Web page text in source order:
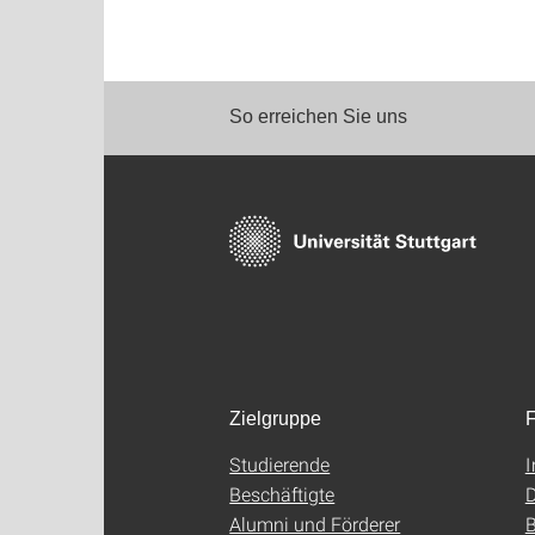
So erreichen Sie uns
Zielgruppe
Studierende
Beschäftigte
Alumni und Förderer